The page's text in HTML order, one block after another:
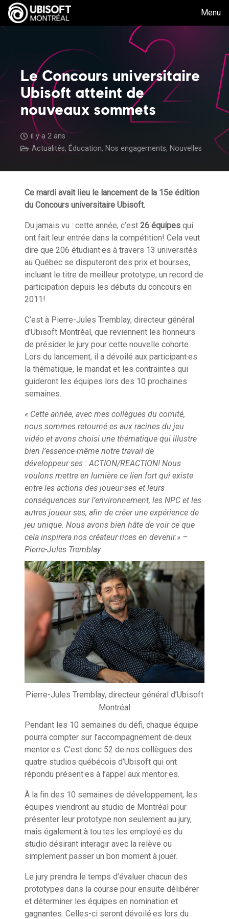
Menu
Le Concours universitaire
Ubisoft atteint de
nouveaux sommets
il y a 2 ans
Actualités, Éducation, Nos engagements, Nouvelles
Ce mardi avait lieu le lancement de la 15e édition
du Concours universitaire Ubisoft.
Du jamais vu : cette année, c’est 26 équipes qui
ont fait leur entrée dans la compétition! Cela veut
dire que 206 étudiant·es à travers 13 universités
au Québec se disputeront des prix et bourses,
incluant le titre de meilleur prototype; un record de
participation depuis les débuts du concours en
2011!
C’est à Pierre-Jules Tremblay, directeur général
d’Ubisoft Montréal, que reviennent les honneurs
de présider le jury pour cette nouvelle cohorte.
Lors du lancement, il a dévoilé aux participant·es
la thématique, le mandat et les contraintes qui
guideront les équipes lors des 10 prochaines
semaines.
« Cette année, avec mes collègues du comité,
nous sommes retourné·es aux racines du jeu
vidéo et avons choisi une thématique qui illustre
bien l’essence-même notre travail de
développeur·ses : ACTION/REACTION! Nous
voulons mettre en lumière ce lien fort qui existe
entre les actions des joueur·ses et leurs
conséquences sur l’environnement, les NPC et les
autres joueur·ses, afin de créer une expérience de
jeu unique. Nous avons bien hâte de voir ce que
cela inspirera nos créateur·rices en devenir.» –
Pierre-Jules Tremblay
Pierre-Jules Tremblay, directeur général d’Ubisoft
Montréal
Pendant les 10 semaines du défi, chaque équipe
pourra compter sur l’accompagnement de deux
mentor·es. C’est donc 52 de nos collègues des
quatre studios québécois d’Ubisoft qui ont
répondu présent·es à l’appel aux mentor·es.
À la fin des 10 semaines de développement, les
équipes viendront au studio de Montréal pour
présenter leur prototype non seulement au jury,
mais également à tou·tes les employé·es du
studio désirant interagir avec la relève ou
simplement passer un bon moment à jouer.
Le jury prendra le temps d’évaluer chacun des
prototypes dans la course pour ensuite délibérer
et déterminer les équipes en nomination et
gagnantes. Celles-ci seront dévoilé·es lors du